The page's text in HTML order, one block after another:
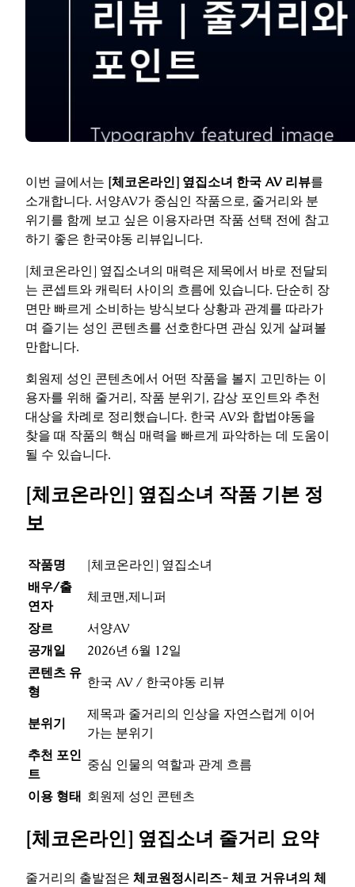
이번 글에서는 [체코온라인] 옆집소녀 한국 AV 리뷰를
소개합니다. 서양AV가 중심인 작품으로, 줄거리와 분
위기를 함께 보고 싶은 이용자라면 작품 선택 전에 참고
하기 좋은 한국야동 리뷰입니다.
[체코온라인] 옆집소녀의 매력은 제목에서 바로 전달되
는 콘셉트와 캐릭터 사이의 흐름에 있습니다. 단순히 장
면만 빠르게 소비하는 방식보다 상황과 관계를 따라가
며 즐기는 성인 콘텐츠를 선호한다면 관심 있게 살펴볼
만합니다.
회원제 성인 콘텐츠에서 어떤 작품을 볼지 고민하는 이
용자를 위해 줄거리, 작품 분위기, 감상 포인트와 추천
대상을 차례로 정리했습니다. 한국 AV와 합법야동을
찾을 때 작품의 핵심 매력을 빠르게 파악하는 데 도움이
될 수 있습니다.
[체코온라인] 옆집소녀 작품 기본 정
보
작품명
[체코온라인] 옆집소녀
배우/출
연자
체코맨,제니퍼
장르
서양AV
공개일
2026년 6월 12일
콘텐츠 유
형
한국 AV / 한국야동 리뷰
분위기
제목과 줄거리의 인상을 자연스럽게 이어
가는 분위기
추천 포인
트
중심 인물의 역할과 관계 흐름
이용 형태 회원제 성인 콘텐츠
[체코온라인] 옆집소녀 줄거리 요약
줄거리의 출발점은 체코원정시리즈- 체코 거유녀의 체